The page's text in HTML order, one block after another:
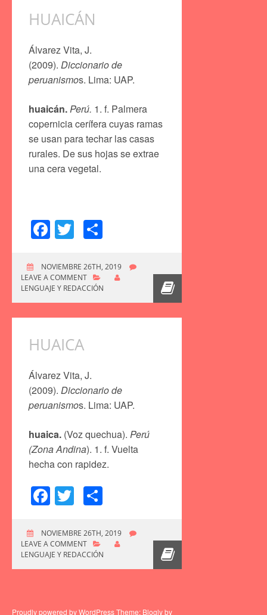
HUAICÁN
Álvarez Vita, J.
(2009). Diccionario de
peruanismos. Lima: UAP.
huaicán.Perú. 1. f. Palmera
copernicia cerífera cuyas ramas
se usan para techar las casas
rurales. De sus hojas se extrae
una cera vegetal.
Facebook
Twitter
NOVIEMBRE 26TH, 2019
LEAVE A COMMENT
LENGUAJE Y REDACCIÓN
HUAICA
Álvarez Vita, J.
(2009). Diccionario de
peruanismos. Lima: UAP.
huaica. (Voz quechua). Perú
(Zona Andina). 1. f. Vuelta
hecha con rapidez.
Facebook
Twitter
NOVIEMBRE 26TH, 2019
LEAVE A COMMENT
LENGUAJE Y REDACCIÓN
Proudly powered by WordPressTheme: Blogly by